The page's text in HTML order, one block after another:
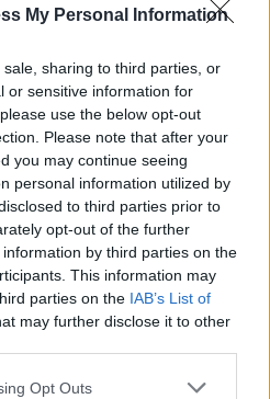
My Personal Information
sharing to third parties, or
or sensitive information for
use the below opt-out
Please note that after your
you may continue seeing
personal information utilized by
to third parties prior to
opt-out of the further
by third parties on the
This information may
parties on the IAB’s List of
may further disclose it to other
app uses one or more Google
Opt Outs